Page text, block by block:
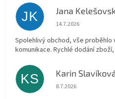
JK Jana
Hodnocení obchodu
14.7.2026
Spolehlivý obchod, vše proběhlo
komunikace. Rychlé dodání
KS Karin
Hodnocení obchodu
8.7.2026